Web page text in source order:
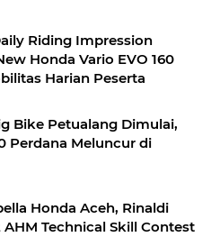
Riding Impression
Honda Vario EVO 160
Harian Peserta
Bike Petualang Dimulai,
Perdana Meluncur di
Honda Aceh, Rinaldi
AHM Technical Skill Contest